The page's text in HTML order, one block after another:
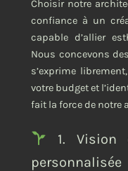
Choisir notre
confiance à un
capable d’allier
Nous concevons
s’exprime
votre budget et
fait la force de notre
1. Vision
personnalisée